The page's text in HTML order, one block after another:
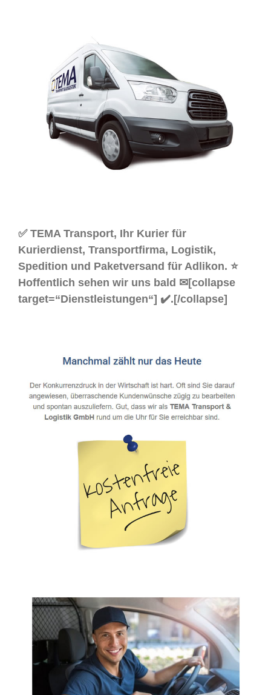
✅ TEMA Transport, Ihr Kurier für
Kurierdienst, Transportfirma, Logistik,
Spedition und Paketversand für Adlikon. ⭐
Hoffentlich sehen wir uns bald ✉[collapse
target=“Dienstleistungen“] ✔️.[/collapse]